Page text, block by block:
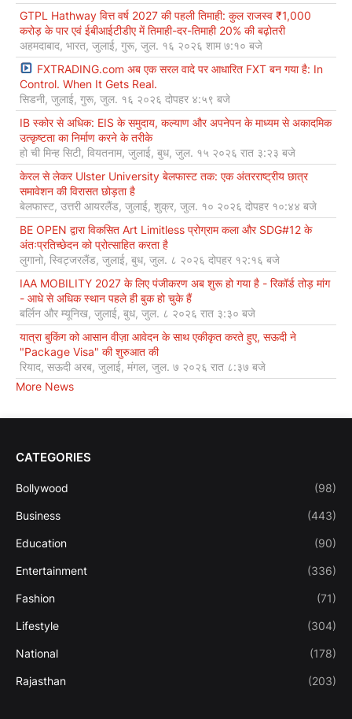
GTPL Hathway वित्त वर्ष 2027 की पहली तिमाही: कुल राजस्व ₹1,000
करोड़ के पार एवं ईबीआईटीडीए में तिमाही-दर-तिमाही 20% की बढ़ोतरी
अहमदाबाद, भारत, जुलाई, गुरू, जुल. १६ २०२६ शाम ७:१० बजे
FXTRADING.com अब एक सरल वादे पर आधारित FXT बन गया है: In
Control. When It Gets Real.
सिडनी, जुलाई, गुरू, जुल. १६ २०२६ दोपहर ४:५९ बजे
IB स्कोर से अधिक: EIS के समुदाय, कल्याण और अपनेपन के माध्यम से अकादमिक
उत्कृष्टता का निर्माण करने के तरीके
हो ची मिन्ह सिटी, वियतनाम, जुलाई, बुध, जुल. १५ २०२६ रात ३:२३ बजे
केरल से लेकर Ulster University बेलफास्ट तक: एक अंतरराष्ट्रीय छात्र
समावेशन की विरासत छोड़ता है
बेलफास्ट, उत्तरी आयरलैंड, जुलाई, शुक्र, जुल. १० २०२६ दोपहर १०:४४ बजे
BE OPEN द्वारा विकसित Art Limitless प्रोग्राम कला और SDG#12 के
अंतःप्रतिच्छेदन को प्रोत्साहित करता है
लुगानो, स्विट्जरलैंड, जुलाई, बुध, जुल. ८ २०२६ दोपहर १२:१६ बजे
IAA MOBILITY 2027 के लिए पंजीकरण अब शुरू हो गया है - रिकॉर्ड तोड़ मांग
- आधे से अधिक स्थान पहले ही बुक हो चुके हैं
बर्लिन और म्यूनिख, जुलाई, बुध, जुल. ८ २०२६ रात ३:३० बजे
यात्रा बुकिंग को आसान वीज़ा आवेदन के साथ एकीकृत करते हुए, सऊदी ने
"Package Visa" की शुरुआत की
रियाद, सऊदी अरब, जुलाई, मंगल, जुल. ७ २०२६ रात ८:३७ बजे
More News
CATEGORIES
Bollywood (98)
Business (443)
Education (90)
Entertainment (336)
Fashion (71)
Lifestyle (304)
National (178)
Rajasthan (203)